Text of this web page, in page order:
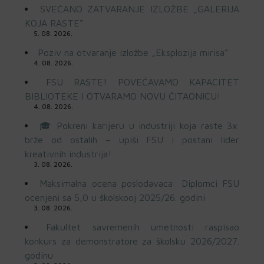
SVEČANO ZATVARANJE IZLOŽBE „GALERIJA
KOJA RASTE“
5. 08. 2026.
Poziv na otvaranje izložbe „Eksplozija mirisa”
4. 08. 2026.
FSU RASTE! POVEĆAVAMO KAPACITET
BIBLIOTEKE I OTVARAMO NOVU ČITAONICU!
4. 08. 2026.
🎓 Pokreni karijeru u industriji koja raste 3x
brže od ostalih – upiši FSU i postani lider
kreativnih industrija!
3. 08. 2026.
Maksimalna ocena poslodavaca: Diplomci FSU
ocenjeni sa 5,0 u školskooj 2025/26. godini
3. 08. 2026.
Fakultet savremenih umetnosti raspisao
konkurs za demonstratore za školsku 2026/2027.
godinu